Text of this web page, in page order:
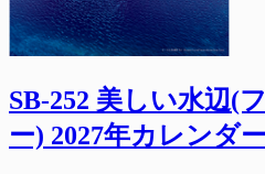
SB-252 美しい水辺(
ー) 2027年カレンダー